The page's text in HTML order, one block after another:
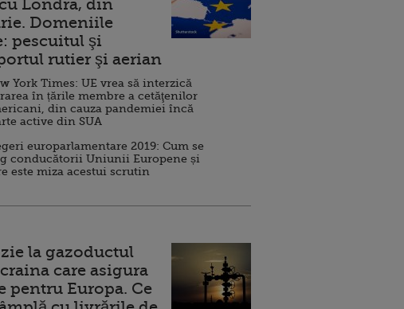
Londra, din
Domeniile
pescuitul şi
rutier şi aerian
York Times: UE vrea să interzică
în țările membre a cetăţenilor
din cauza pandemiei încă
active din SUA
europarlamentare 2019: Cum se
conducătorii Uniunii Europene și
este miza acestui scrutin
la gazoductul
care asigura
pentru Europa. Ce